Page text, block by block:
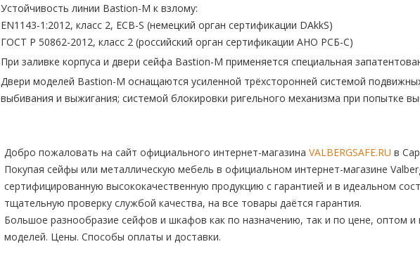
Устойчивость линии Bastion-M к взлому:
EN1143-1:2012, класс 2, ECB-S (немецкий орган сертификации DAkkS)
ГОСТ Р 50862-2012, класс 2 (российский орган сертификации АНО РСБ-С)
При заливке корпуса и двери сейфа Bastion-M применяется специальная
Двери моделей Bastion-M оснащаются усиленной трёхсторонней системой
выбивания и выжигания; системой блокировки ригельного механизма при попытке
Добро пожаловать на сайт официального интернет-магазина VALBERGSAFE.RU в
Покупая сейфы или металлическую мебель в официальном интернет-магазине
сертифицированную высококачественную продукцию с гарантией и в идеальном
тщательную проверку службой качества, на все товары даётся гарантия.
Большое разнообразие сейфов и шкафов как по назначению, так и по цене, оптом и
моделей. Цены. Способы оплаты и доставки.